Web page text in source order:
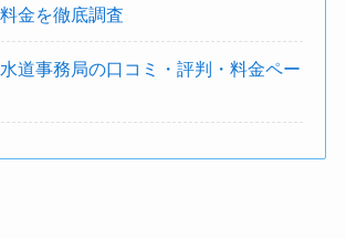
金を徹底調査
道事務局の口コミ・評判・料金ペー